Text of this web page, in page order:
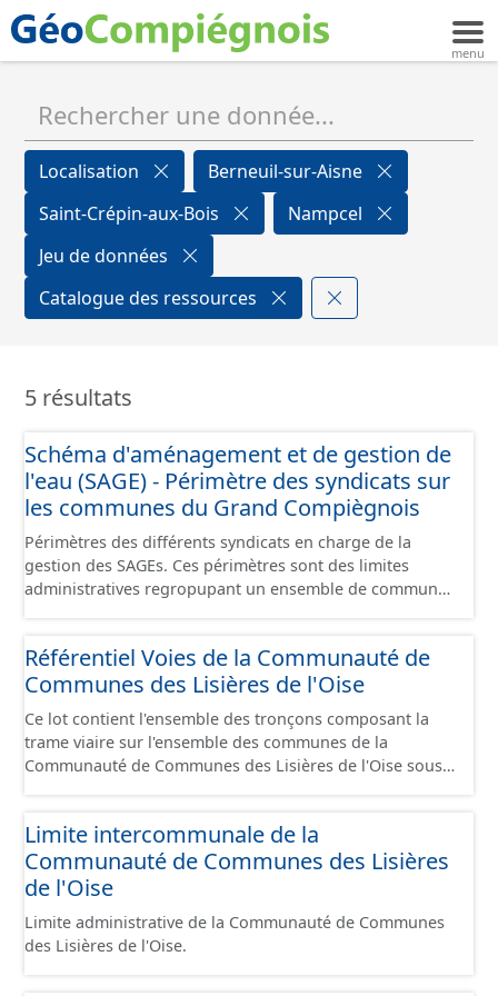
Localisation
Berneuil-sur-Aisne
Saint-Crépin-aux-Bois
Nampcel
Jeu de données
Catalogue des ressources
5 résultats
Schéma d'aménagement et de gestion de
l'eau (SAGE) - Périmètre des syndicats sur
les communes du Grand Compiègnois
Périmètres des différents syndicats en charge de la
gestion des SAGEs. Ces périmètres sont des limites
administratives regropupant un ensemble de communes
diverses : - SAGE, - GEMA (Gestion des Milieux
Aquatiques) - Ruissellement. Le ou les périmètres du
données.
Référentiel Voies de la Communauté de
Communes des Lisières de l'Oise
Ce lot contient l'ensemble des tronçons composant la
trame viaire sur l'ensemble des communes de la
Communauté de Communes des Lisières de l'Oise sous
par un libellé de voie. Un tronçon appartient à une ou
deux communes. Un tronçon représente, le plus
souvent, le centre de la chaussée. Les tronçons de voies
correspondent à des intersections ou des jonctions, sauf
dans le cas d'un chevauchement (cf paragraphe suivant).
Limite intercommunale de la
Communauté de Communes des Lisières
de l'Oise
Limite administrative de la Communauté de Communes
des Lisières de l'Oise.